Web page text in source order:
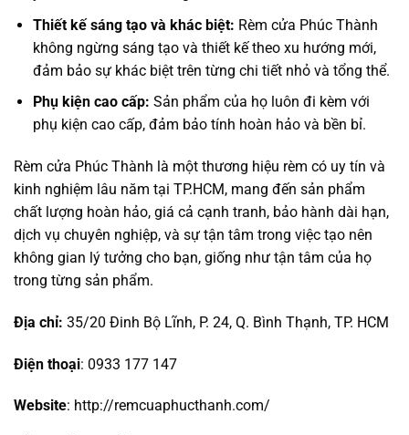
Thiết kế sáng tạo và khác biệt: Rèm cửa Phúc Thành
không ngừng sáng tạo và thiết kế theo xu hướng mới,
đảm bảo sự khác biệt trên từng chi tiết nhỏ và tổng thể.
Phụ kiện cao cấp: Sản phẩm của họ luôn đi kèm với
phụ kiện cao cấp, đảm bảo tính hoàn hảo và bền bỉ.
Rèm cửa Phúc Thành là một thương hiệu rèm có uy tín và
kinh nghiệm lâu năm tại TP.HCM, mang đến sản phẩm
chất lượng hoàn hảo, giá cả cạnh tranh, bảo hành dài hạn,
dịch vụ chuyên nghiệp, và sự tận tâm trong việc tạo nên
không gian lý tưởng cho bạn, giống như tận tâm của họ
trong từng sản phẩm.
Địa chỉ: 35/20 Đinh Bộ Lĩnh, P. 24, Q. Bình Thạnh, TP. HCM
Điện thoại: 0933 177 147
Website: http://remcuaphucthanh.com/